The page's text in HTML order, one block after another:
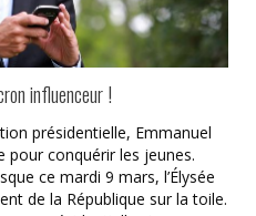
influenceur !
présidentielle, Emmanuel
pour conquérir les jeunes.
ce mardi 9 mars, l’Élysée
de la République sur la toile.